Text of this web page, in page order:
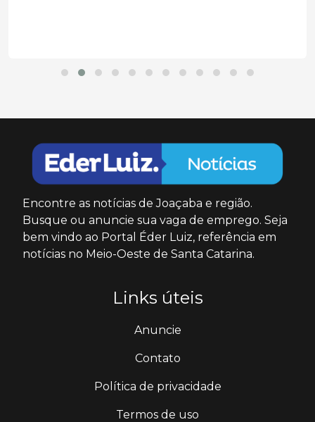
Encontre as notícias de Joaçaba e região.
Busque ou anuncie sua vaga de emprego. Seja
bem vindo ao Portal Éder Luiz, referência em
notícias no Meio-Oeste de Santa Catarina.
Links úteis
Anuncie
Contato
Política de privacidade
Termos de uso